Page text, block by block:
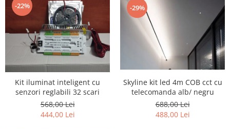
-22%
Kit iluminat inteligent cu
senzori reglabili 32 scari
568,00 Lei
444,00 Lei
-29%
Skyline kit led 4m COB cct cu
telecomanda alb/ negru
688,00 Lei
488,00 Lei